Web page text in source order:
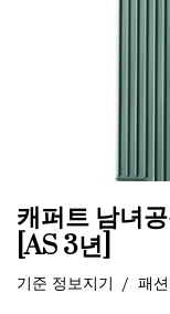
캐퍼트 남녀
[AS 3년]
기준 정보지기 패